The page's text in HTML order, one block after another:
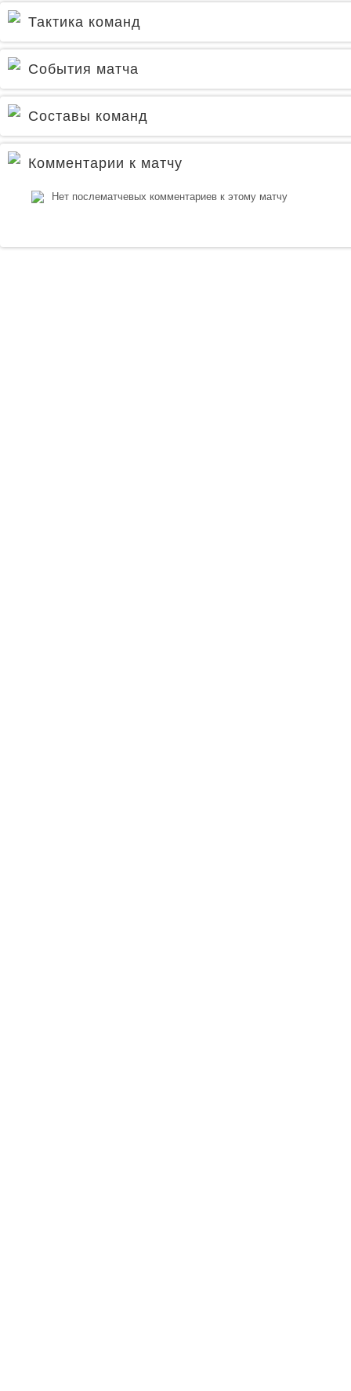
Тактика команд
События матча
Составы команд
Комментарии к матчу
Нет послематчевых комментариев к этому матчу